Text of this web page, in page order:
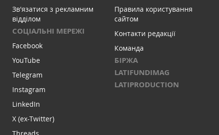
Зв'язатися з рекламним
відділом
СОЦІАЛЬНІ МЕРЕЖІ
Facebook
YouTube
Telegram
Instagram
LinkedIn
X (ex-Twitter)
Правила користування
сайтом
Контакти редакції
Команда
БІРЖА
LATIFUNDIMAG
LATIPRODUCTION